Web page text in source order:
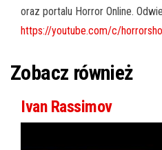
oraz portalu Horror Online.
https://youtube.com/c/
Zobacz również
Ivan Rassimov